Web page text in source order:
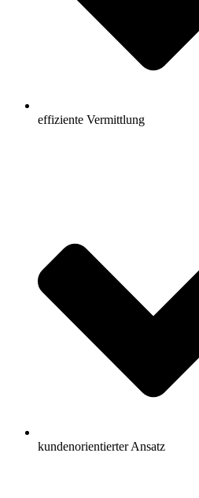
effiziente Vermittlung
kundenorientierter Ansatz